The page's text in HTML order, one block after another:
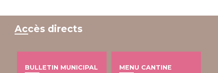
Accès directs
BULLETIN MUNICIPAL MENU CANTINE